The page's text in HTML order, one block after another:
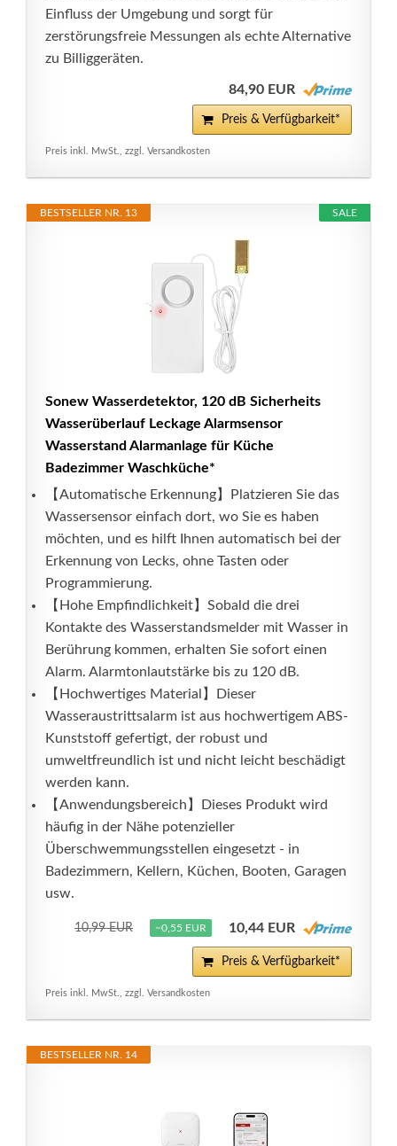
Einfluss der Umgebung und sorgt für
zerstörungsfreie Messungen als echte Alternative
zu Billiggeräten.
84,90 EUR
Preis & Verfügbarkeit*
Preis inkl. MwSt., zzgl. Versandkosten
SALE
BESTSELLER NR. 13
Sonew Wasserdetektor, 120 dB Sicherheits
Wasserüberlauf Leckage Alarmsensor
Wasserstand Alarmanlage für Küche
Badezimmer Waschküche*
【Automatische Erkennung】Platzieren Sie das
Wassersensor einfach dort, wo Sie es haben
möchten, und es hilft Ihnen automatisch bei der
Erkennung von Lecks, ohne Tasten oder
Programmierung.
【Hohe Empfindlichkeit】Sobald die drei
Kontakte des Wasserstandsmelder mit Wasser in
Berührung kommen, erhalten Sie sofort einen
Alarm. Alarmtonlautstärke bis zu 120 dB.
【Hochwertiges Material】Dieser
Wasseraustrittsalarm ist aus hochwertigem ABS-
Kunststoff gefertigt, der robust und
umweltfreundlich ist und nicht leicht beschädigt
werden kann.
【Anwendungsbereich】Dieses Produkt wird
häufig in der Nähe potenzieller
Überschwemmungsstellen eingesetzt - in
Badezimmern, Kellern, Küchen, Booten, Garagen
usw.
10,99 EUR −0,55 EUR 10,44 EUR
Preis & Verfügbarkeit*
Preis inkl. MwSt., zzgl. Versandkosten
BESTSELLER NR. 14